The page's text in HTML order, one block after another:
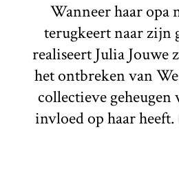
Wanneer haar opa
terugkeert naar zijn
realiseert Julia Jouwe
het ontbreken van
collectieve
invloed op haar heeft.